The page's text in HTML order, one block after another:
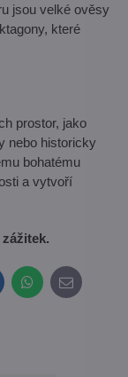
jsou velké ověsy
které
prostor, jako
nebo historicky
bohatému
a vytvoří
WhatsApp
E-
mail